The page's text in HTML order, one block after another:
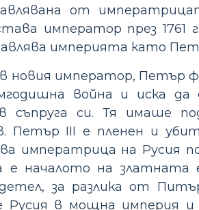
от
император през 1761
империята като
новия император, Петър
война и иска да
съпруга си. Тя имаше
Петър III е пленен и
императрица на Русия
е началото на златната
за разлика от
Русия в мощна империя